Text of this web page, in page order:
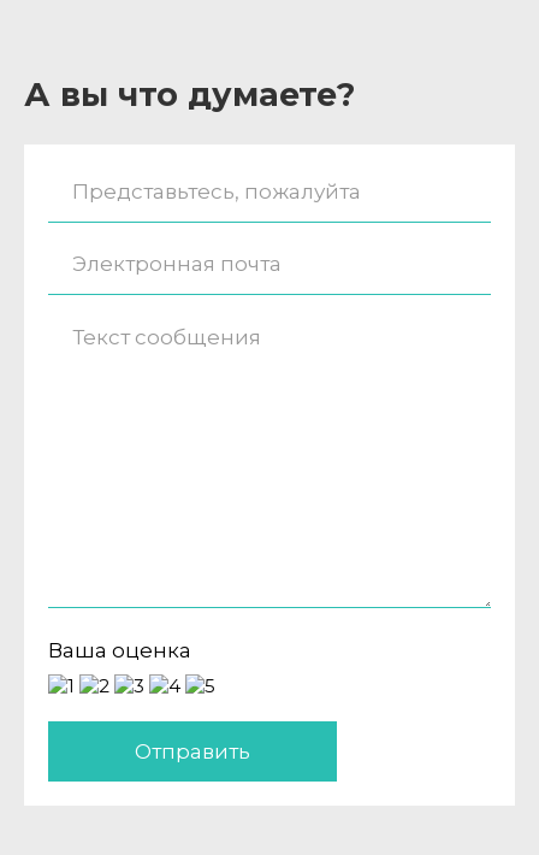
А вы что думаете?
Ваша оценка
Отправить